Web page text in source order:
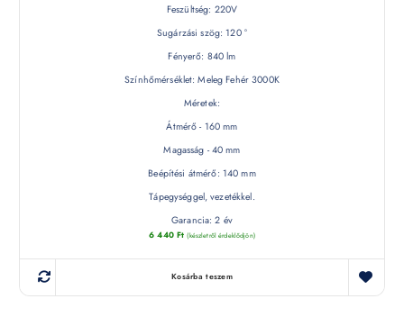
Feszültség: 220V
Sugárzási szög: 120 °
Fényerő: 840 lm
Színhőmérséklet: Meleg Fehér 3000K
Méretek:
Átmérő - 160 mm
Magasság - 40 mm
Beépítési átmérő: 140 mm
Tápegységgel, vezetékkel.
Garancia: 2 év
6 440 Ft (készletről érdeklődjön)
Kosárba teszem